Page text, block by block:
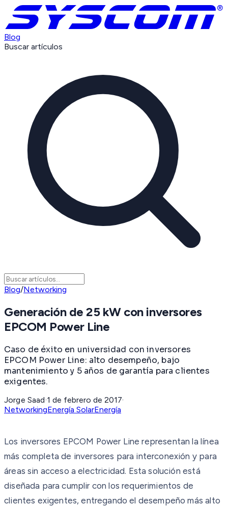
Blog
Buscar artículos
Blog/Networking
Generación de 25 kW con inversores
EPCOM Power Line
Caso de éxito en universidad con inversores
EPCOM Power Line: alto desempeño, bajo
mantenimiento y 5 años de garantía para clientes
exigentes.
Jorge Saad·1 de febrero de 2017·
NetworkingEnergía SolarEnergía
Los inversores EPCOM Power Line representan la línea
más completa de inversores para interconexión y para
áreas sin acceso a electricidad. Esta solución está
diseñada para cumplir con los requerimientos de
clientes exigentes, entregando el desempeño más alto